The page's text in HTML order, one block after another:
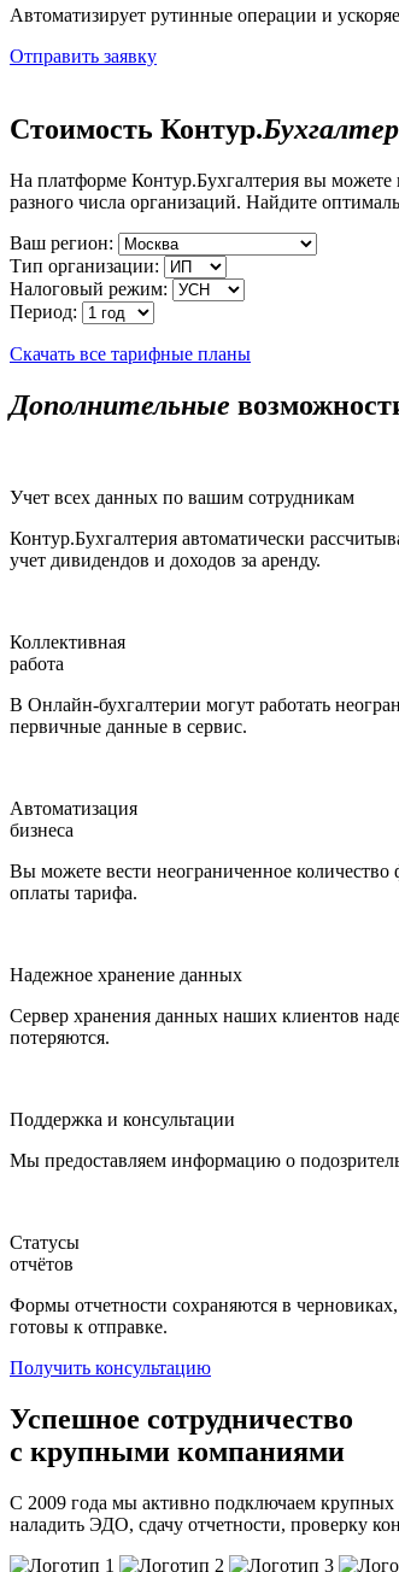
Автоматизирует рутинные операции и
Отправить заявку
Стоимость Контур.
На платформе Контур.Бухгалтерия вы
разного числа организаций. Найдите
Ваш регион:
Тип организации:
Налоговый режим:
Период:
Скачать все тарифные планы
Дополнительные
Учет всех данных по вашим сотрудникам
Контур.Бухгалтерия автоматически
учет дивидендов и доходов за аренду.
Коллективная
работа
В Онлайн-бухгалтерии могут работать
первичные данные в сервис.
Автоматизация
бизнеса
Вы можете вести неограниченное
оплаты тарифа.
Надежное хранение данных
Сервер хранения данных наших клиентов
потеряются.
Поддержка и консультации
Мы предоставляем информацию о
Статусы
отчётов
Формы отчетности сохраняются в
готовы к отправке.
Получить консультацию
Успешное сотрудничество
с крупными компаниями
С 2009 года мы активно подключаем
наладить ЭДО, сдачу отчетности, проверку